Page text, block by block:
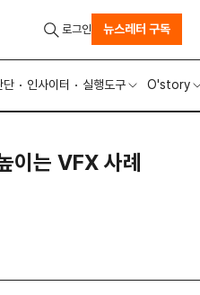
단 인사이터 실행도구 O'story
로그인 뉴스레터 구독
이는 VFX 사례